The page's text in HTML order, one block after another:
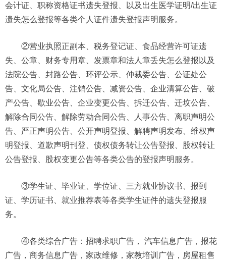
会计证、职称资格证书遗失登报、以及出生医学证明/出生证
遗失怎么登报等各类个人证件遗失登报声明服务。
②营业执照正副本、税务登记证、食品经营许可证遗
失、公章、财务专用章、发票章和法人章丢失怎么登报以及
法院公告、封路公告、环评公示、仲裁委公告、公证处公
告、文化局公告、注销公告、减资公告、企业清算公告、破
产公告、歇业公告、企业变更公告、拆迁公告、迁坟公告、
解除合同公告、解除劳动合同公告、人事公告、离职声明公
告、严正声明公告、公开声明登报、解聘声明发布、维权声
明登报、道歉声明刊登、债权债务转让公告登报、股权转让
公告登报、股权变更公告等各类公告的登报声明服务。
③学生证、毕业证、学位证、三方就业协议书、报到
证、学历证书、就业推荐表等各类学生证件的遗失登报服
务。
④各类综合广告：招聘求职广告， 汽车信息广告，报花
广告，商务信息广告，家政维修，家教培训广告，房屋租售